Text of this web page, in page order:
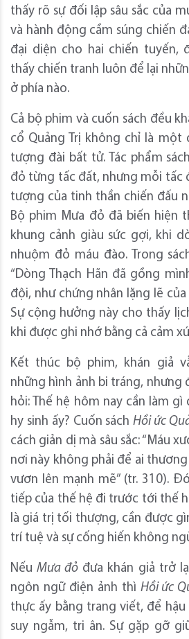
thấy rõ sự đối lập sâu sắc của
và hành động cầm súng chiến
đại diện cho hai chiến tuyến,
thấy chiến tranh luôn để lại
ở phía nào.
Cả bộ phim và cuốn sách đều
cổ Quảng Trị không chỉ là một
tượng đài bất tử. Tác phẩm
đỏ từng tấc đất, nhưng mỗi tấc
tượng của tinh thần chiến đấu
Bộ phim Mưa đỏ đã biến hiện
khung cảnh giàu sức gợi, khi
nhuộm đỏ máu đào. Trong
“Dòng Thạch Hãn đã gồng
đội, như chứng nhân lặng lẽ của
Sự cộng hưởng này cho thấy
khi được ghi nhớ bằng cả cảm
Kết thúc bộ phim, khán giả
những hình ảnh bi tráng, nhưng
hỏi: Thế hệ hôm nay cần làm
hy sinh ấy? Cuốn sáchHồi ức
cách giản dị mà sâu sắc: “Máu
nơi này không phải để ai
vươn lên mạnh mẽ” (tr. 310).
tiếp của thế hệ đi trước tới thế
là giá trị tối thượng, cần được
trí tuệ và sự cống hiến không
NếuMưa đỏ đưa khán giả trở
ngôn ngữ điện ảnh thì Hồi ức
thực ấy bằng trang viết, để
suy ngẫm, tri ân. Sự gặp gỡ